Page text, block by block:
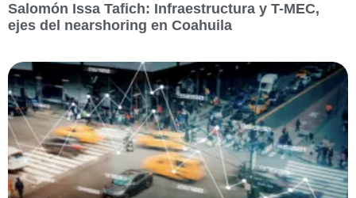
Salomón Issa Tafich: Infraestructura y T-MEC,
ejes del nearshoring en Coahuila